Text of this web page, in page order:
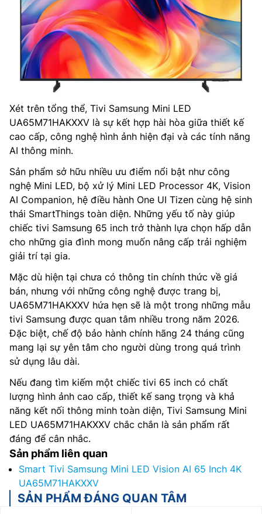
Xét trên tổng thể, Tivi Samsung Mini LED
UA65M71HAKXXV là sự kết hợp hài hòa giữa thiết kế
cao cấp, công nghệ hình ảnh hiện đại và các tính năng
AI thông minh.
Sản phẩm sở hữu nhiều ưu điểm nổi bật như công
nghệ Mini LED, bộ xử lý Mini LED Processor 4K, Vision
AI Companion, hệ điều hành One UI Tizen cùng hệ sinh
thái SmartThings toàn diện. Những yếu tố này giúp
chiếc tivi Samsung 65 inch trở thành lựa chọn hấp dẫn
cho những gia đình mong muốn nâng cấp trải nghiệm
giải trí tại gia.
Mặc dù hiện tại chưa có thông tin chính thức về giá
bán, nhưng với những công nghệ được trang bị,
UA65M71HAKXXV hứa hẹn sẽ là một trong những mẫu
tivi Samsung được quan tâm nhiều trong năm 2026.
Đặc biệt, chế độ bảo hành chính hãng 24 tháng cũng
mang lại sự yên tâm cho người dùng trong quá trình
sử dụng lâu dài.
Nếu đang tìm kiếm một chiếc tivi 65 inch có chất
lượng hình ảnh cao cấp, thiết kế sang trọng và khả
năng kết nối thông minh toàn diện, Tivi Samsung Mini
LED UA65M71HAKXXV chắc chắn là sản phẩm rất
đáng để cân nhắc.
Sản phẩm liên quan
Smart Tivi Samsung Mini LED Vision AI 65 Inch 4K
UA65M71HAKXXV
SẢN PHẨM ĐÁNG QUAN TÂM